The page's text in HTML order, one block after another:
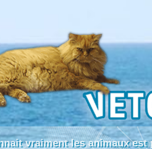
vraiment les animaux est